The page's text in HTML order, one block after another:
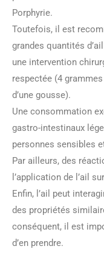
Porphyrie.
Toutefois, il est
grandes quantités
une intervention
respectée (4
d’une gousse).
Une consommation
gastro-intestinaux
personnes sensibles
Par ailleurs, des
l’application de l’ail
Enfin, l’ail peut
des propriétés
conséquent, il est
d’en prendre.